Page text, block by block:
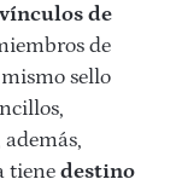
de
de
sello
además,
tiene destino